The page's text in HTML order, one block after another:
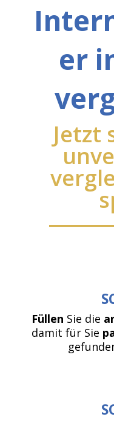
er
Jetzt
Füllen Sie die
damit für Sie